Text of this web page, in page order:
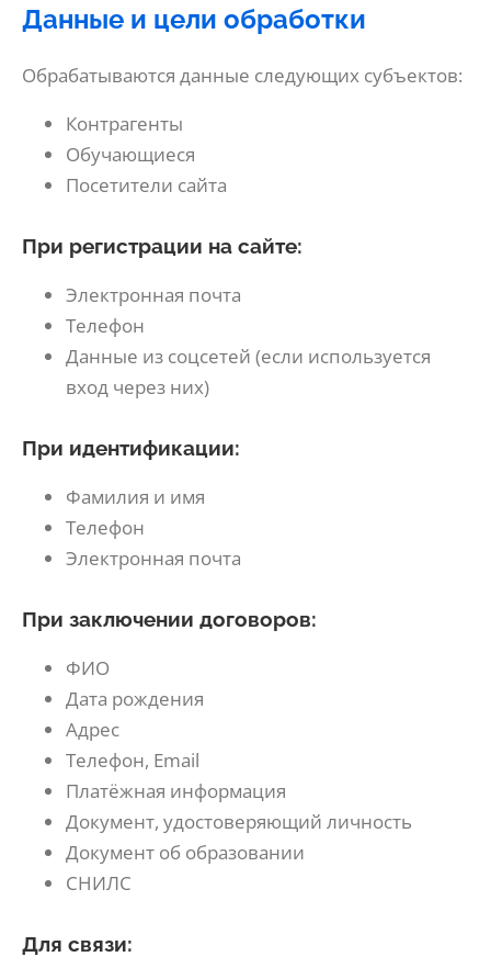
Данные и цели обработки
Обрабатываются данные следующих субъектов:
Контрагенты
Обучающиеся
Посетители сайта
При регистрации на сайте:
Электронная почта
Телефон
Данные из соцсетей (если используется
вход через них)
При идентификации:
Фамилия и имя
Телефон
Электронная почта
При заключении договоров:
ФИО
Дата рождения
Адрес
Телефон, Email
Платёжная информация
Документ, удостоверяющий личность
Документ об образовании
СНИЛС
Для связи: